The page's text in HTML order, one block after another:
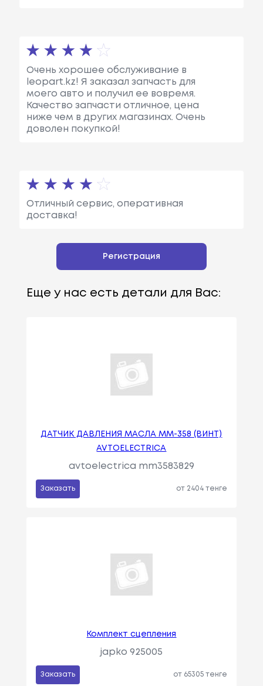
Очень хорошее обслуживание в
leopart.kz! Я заказал запчасть для
моего авто и получил ее вовремя.
Качество запчасти отличное, цена
ниже чем в других магазинах. Очень
доволен покупкой!
Отличный сервис, оперативная
доставка!
Регистрация
Еще у нас есть детали для Вас:
ДАТЧИК ДАВЛЕНИЯ МАСЛА ММ-358 (ВИНТ)
AVTOELECTRICA
avtoelectrica mm3583829
Заказать от 2404 тенге
Комплект сцепления
japko 925005
Заказать от 65305 тенге